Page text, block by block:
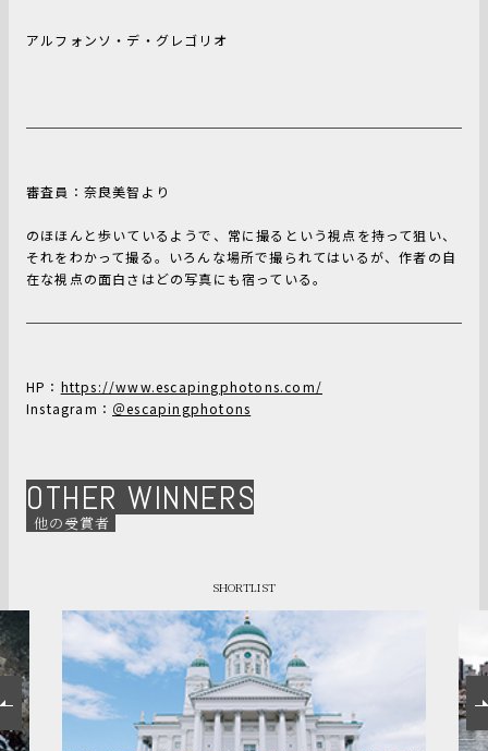
アルフォンソ・デ・グレゴリオ
審査員：奈良美智より
のほほんと歩いているようで、常に撮るという視点を持って狙い、
それをわかって撮る。いろんな場所で撮られてはいるが、作者の自
在な視点の面白さはどの写真にも宿っている。
HP： https://www.escapingphotons.com/
Instagram： ＠escapingphotons
OTHER WINNERS
他の受賞者
SHORTLIST